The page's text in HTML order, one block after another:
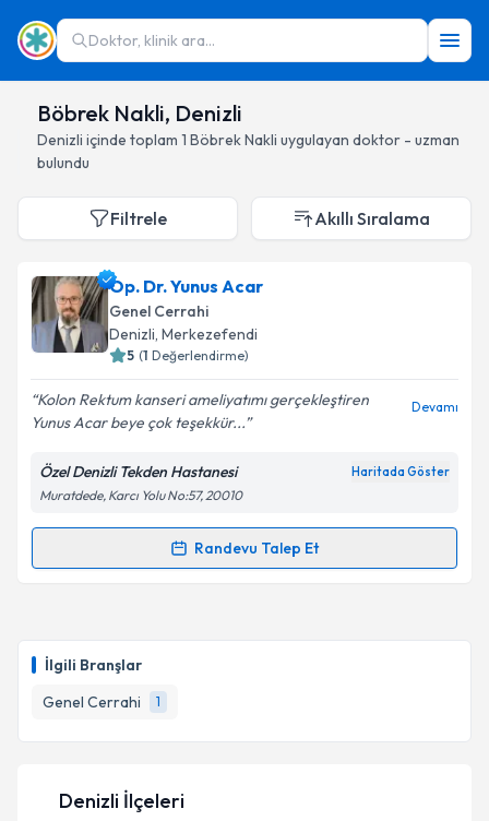
Doktor, klinik ara...
Böbrek Nakli, Denizli
Denizli içinde toplam 1 Böbrek Nakli uygulayan doktor - uzman
bulundu
İlgili Branşlar
Genel Cerrahi
1
Filtrele Akıllı Sıralama
Op. Dr. Yunus Acar
Genel Cerrahi
Denizli, Merkezefendi
5 (1 Değerlendirme)
Kolon Rektum kanseri ameliyatımı gerçekleştiren
Yunus Acar beye çok teşekkür...
Devamı
Özel Denizli Tekden Hastanesi Haritada Göster
Muratdede, Karcı Yolu No:57, 20010
Randevu Talep Et
Randevu Takvimi Talebi
takvim hazırlandığında e-posta ile bilgilendireceğiz.
E-posta Adresiniz
Denizli İlçeleri